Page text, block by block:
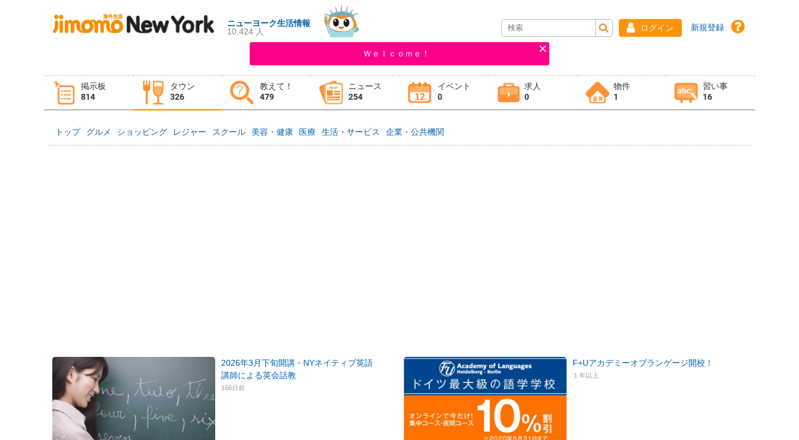
ニューヨーク生活情報
10,424 人
ログイン 新規登録
Ｗｅｌｃｏｍｅ！
掲示板
814
タウン
326
教えて！
479
ニュース
254
イベント
0
求人
0
物件
1
習い事
16
タウン情報 教えて！
イベント 求人
トップ グルメ ショッピング レジャー スクール 美容・健康 医療 生活・サービス 企業・公共機関
2026年3月下旬開講・NYネイティブ英語
講師による英会話教
166日前
F+Uアカデミーオブランゲージ開校！
１年以上